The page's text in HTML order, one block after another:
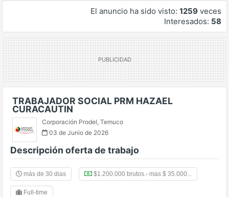
El anuncio ha sido visto: 1259 veces
Interesados: 58
TRABAJADOR SOCIAL PRM HAZAEL
CURACAUTIN
Corporación Prodel, Temuco
03 de Junio de 2026
Descripción oferta de trabajo
más de 30 dias $1.200.000 brutos.- mas $ 35.000...
Full-time